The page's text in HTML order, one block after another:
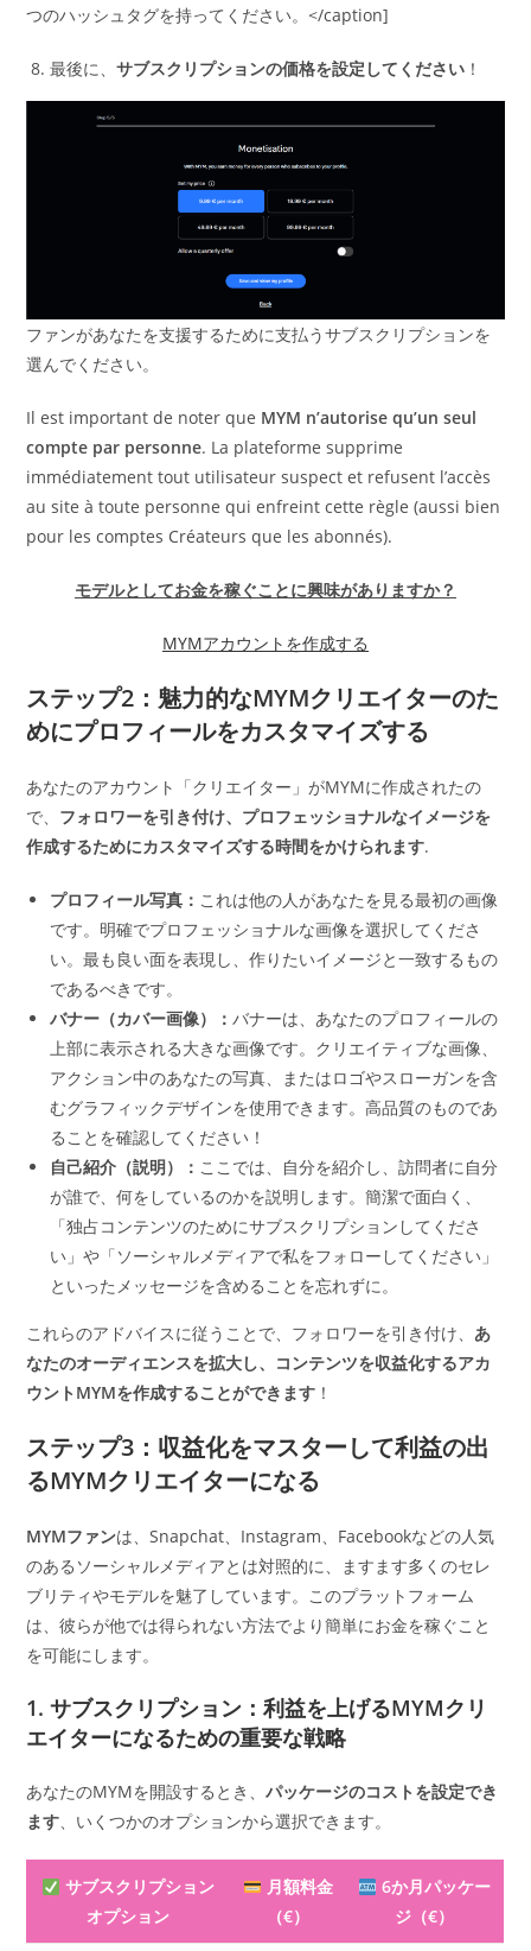
つのハッシュタグを持ってください。</caption]
最後に、サブスクリプションの価格を設定してください ！
ファンがあなたを支援するために支払うサブスクリプションを
選んでください。
Il est important de noter que MYM n’autorise qu’un seul
compte par personne. La plateforme supprime
immédiatement tout utilisateur suspect et refusent l’accès
au site à toute personne qui enfreint cette règle (aussi bien
pour les comptes Créateurs que les abonnés).
モデルとしてお金を稼ぐことに興味がありますか？
MYMアカウントを作成する
ステップ2：魅力的なMYMクリエイターのた
めにプロフィールをカスタマイズする
あなたのアカウント「クリエイター」がMYMに作成されたの
で、 フォロワーを引き付け、プロフェッショナルなイメージを
作成するためにカスタマイズする時間をかけられます.
プロフィール写真： これは他の人があなたを見る最初の画像
です。明確でプロフェッショナルな画像を選択してくださ
い。最も良い面を表現し、作りたいイメージと一致するもの
であるべきです。
バナー（カバー画像）：バナーは、あなたのプロフィールの
上部に表示される大きな画像です。クリエイティブな画像、
アクション中のあなたの写真、またはロゴやスローガンを含
むグラフィックデザインを使用できます。高品質のものであ
ることを確認してください！
自己紹介（説明）： ここでは、自分を紹介し、訪問者に自分
が誰で、何をしているのかを説明します。簡潔で面白く、
「独占コンテンツのためにサブスクリプションしてくださ
い」や「ソーシャルメディアで私をフォローしてください」
といったメッセージを含めることを忘れずに。
これらのアドバイスに従うことで、フォロワーを引き付け、あ
なたのオーディエンスを拡大し、コンテンツを収益化するアカ
ウントMYMを作成することができます ！
ステップ3：収益化をマスターして利益の出
るMYMクリエイターになる
MYMファンは、Snapchat、Instagram、Facebookなどの人気
のあるソーシャルメディアとは対照的に、ますます多くのセレ
ブリティやモデルを魅了しています。このプラットフォーム
は、彼らが他では得られない方法でより簡単にお金を稼ぐこと
を可能にします。
1. サブスクリプション：利益を上げるMYMクリ
エイターになるための重要な戦略
あなたのMYMを開設するとき、パッケージのコストを設定でき
ます、いくつかのオプションから選択できます。
サブスクリプション
オプション
月額料金
（€）
6か月パッケー
ジ（€）